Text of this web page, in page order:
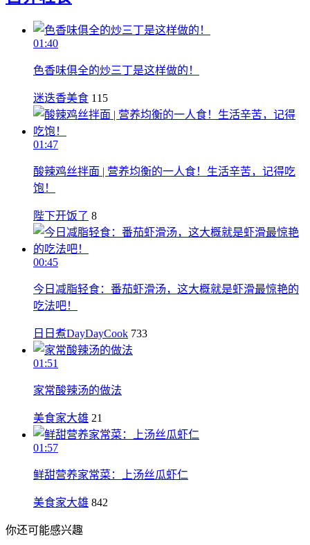
01:40
色香味俱全的炒三丁是这样做的！
迷迭香美食 115
01:47
酸辣鸡丝拌面 | 营养均衡的一人食！生活辛苦，记得吃
饱！
陛下开饭了 8
00:45
今日减脂轻食：番茄虾滑汤，这大概就是虾滑最惊艳的
吃法吧！
日日煮DayDayCook 733
01:51
家常酸辣汤的做法
美食家大雄 21
01:57
鲜甜营养家常菜：上汤丝瓜虾仁
美食家大雄 842
你还可能感兴趣